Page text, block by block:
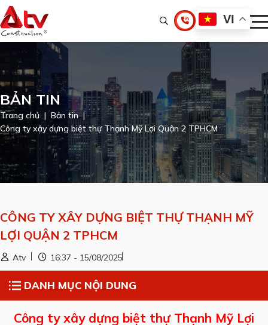
VI
BẢN TIN
Trang chủ
Bản tin
Công ty xây dựng biệt thự Thạnh Mỹ Lợi Quận 2 TPHCM
CÔNG TY XÂY DỰNG BIỆT THỰ THẠNH MỸ
LỢI QUẬN 2 TPHCM
Atv 16:37 - 15/08/2025
DANH MỤC NỘI DUNG
Công ty xây dựng biệt thự Thạnh Mỹ Lợi